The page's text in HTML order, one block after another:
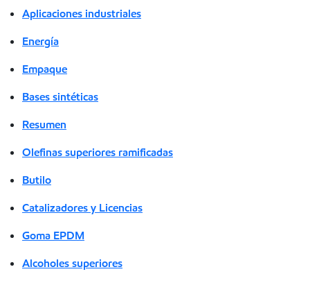
Aplicaciones industriales
Energía
Empaque
Bases sintéticas
Resumen
Olefinas superiores ramificadas
Butilo
Catalizadores y Licencias
Goma EPDM
Alcoholes superiores